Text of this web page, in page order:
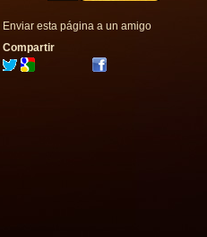
Enviar esta página a un amigo
Compartir